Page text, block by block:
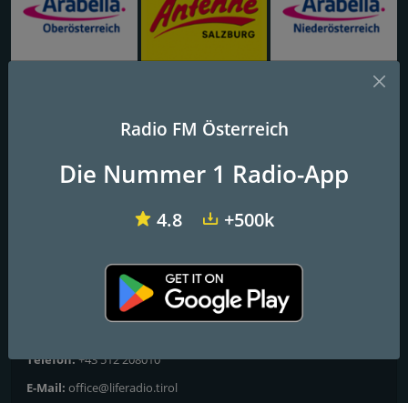
Radio Arabella Niederösterreich
Life Radio Tirol -
Chartbreaker
Kontakte
https://www.liferadio.tirol/
Telefon:+43 512 208010
E-Mail: office@liferadio.tirol
Radio FM Österreich
Die Nummer 1 Radio-App
4.8 +500k